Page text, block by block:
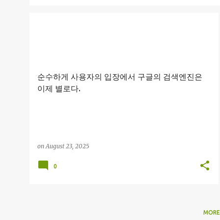
순수하게 사용자의 입장에서 구글의 검색엔진은
이제 별로다.
onAugust 23, 2025
0